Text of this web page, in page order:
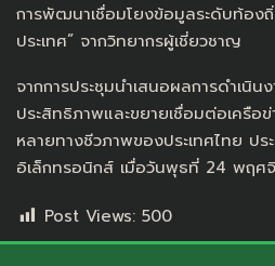
การพัฒนาเชื่อมโยงข้อมูลระดับท้องถิ่
ประเทศ” จากวิทยากรผู้เชี่ยวชาญ
จากการประชุมนำเสนอผลการดำเนิน
ประสิทธิภาพและขยายเชื่อมต่อเครือ
หลายทางชีวภาพของประเทศไทย ป
อิเล็กทรอนิกส์ เมื่อวันพุธที่ 24 พฤศ
Post Views: 500